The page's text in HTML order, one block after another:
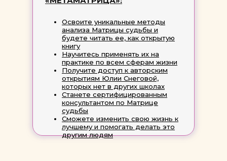
Освоите уникальные методы
анализа Матрицы судьбы и
будете читать ее, как открытую
книгу
Научитесь применять их на
практике по всем сферам жизни
Получите доступ к авторским
открытиям Юлии Снеговой,
которых нет в других школах
Станете сертифицированным
консультантом по Матрице
судьбы
Сможете изменить свою жизнь к
лучшему и помогать делать это
другим людям